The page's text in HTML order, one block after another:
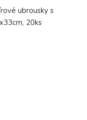
ubrousky s
20ks